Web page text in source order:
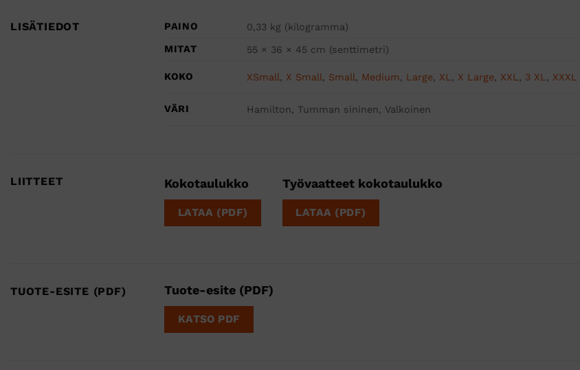
LISÄTIEDOT PAINO
0,33 kg (kilogramma)
MITAT
55 × 36 × 45 cm (senttimetri)
KOKO XSmall, X Small, Small, Medium, Large, XL , X Large, XXL , 3 XL , XXXL
VÄRI Hamilton, Tumman sininen, Valkoinen
LIITTEET Kokotaulukko
LATAA (PDF)
Työvaatteet kokotaulukko
LATAA (PDF)
TUOTE-ESITE (PDF) Tuote-esite (PDF)
KATSO PDF